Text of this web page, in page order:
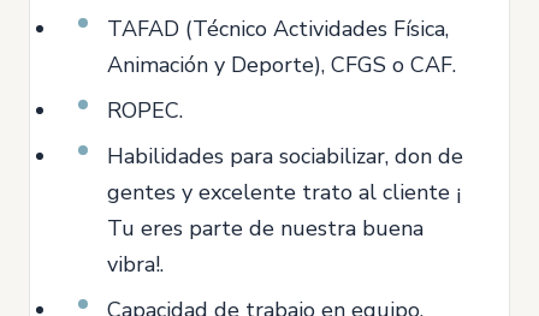
TAFAD (Técnico Actividades Física,
Animación y Deporte), CFGS o CAF.
ROPEC.
Habilidades para sociabilizar, don de
gentes y excelente trato al cliente ¡
Tu eres parte de nuestra buena
vibra!.
Capacidad de trabajo en equipo,